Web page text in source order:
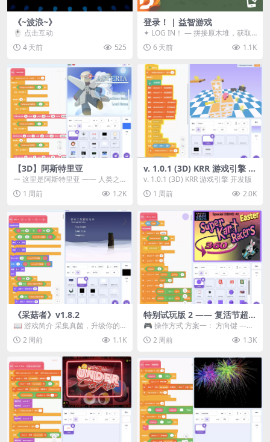
《~波浪~》
🖱️ 点击互动
4 天前
525
登录！ | 益智游戏
✦ LOG IN！ — 拼接原木堆，获取
分数！ ᑕ☲◎ ᑕ☲◎ ᑕ☲◎ ᑕ☲◎ ...
6 天前 1.1K
【3D】阿斯特里亚
ー 这里是阿斯特里亚 —— 人类之
罪与未来希望交汇之地 📖 游戏简
介 《阿斯特里...
1 周前 1.2K
v. 1.0.1 (3D) KRR 游戏引擎 开
发版
v. 1.0.1 (3D) KRR 游戏引擎 开发版
1 周前
2.0K
《采菇者》v1.8.2
📖 游戏简介 采集真菌，升级你的
机体，并前往未知领域探索。 这是
一款静谧的探索冒...
2 周前 1.1K
特别试玩版 2 —— 复活节超级
卡丁车赛
🎮 操作方式 方案一： 方向键 ——
移动 Z —— 跳跃 / 漂移 方案二： ...
2 周前 1.3K